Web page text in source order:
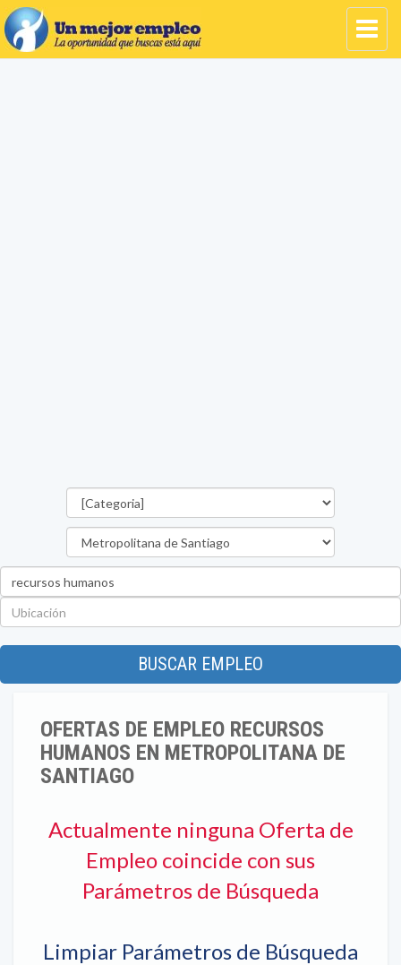
BUSCAR EMPLEO
OFERTAS DE EMPLEO RECURSOS
HUMANOS EN METROPOLITANA DE
SANTIAGO
Actualmente ninguna Oferta de
Empleo coincide con sus
Parámetros de Búsqueda
Limpiar Parámetros de Búsqueda